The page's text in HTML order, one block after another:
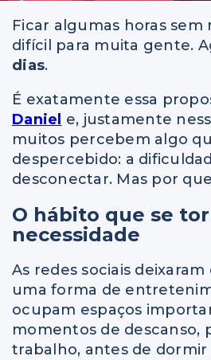
Ficar algumas horas sem
difícil para muita gente.
dias.
É exatamente essa
Daniel e, justamente
muitos percebem algo
despercebido: a
desconectar. Mas por
O hábito que se
necessidade
As redes sociais
uma forma de
ocupam espaços
momentos de descanso,
trabalho, antes de